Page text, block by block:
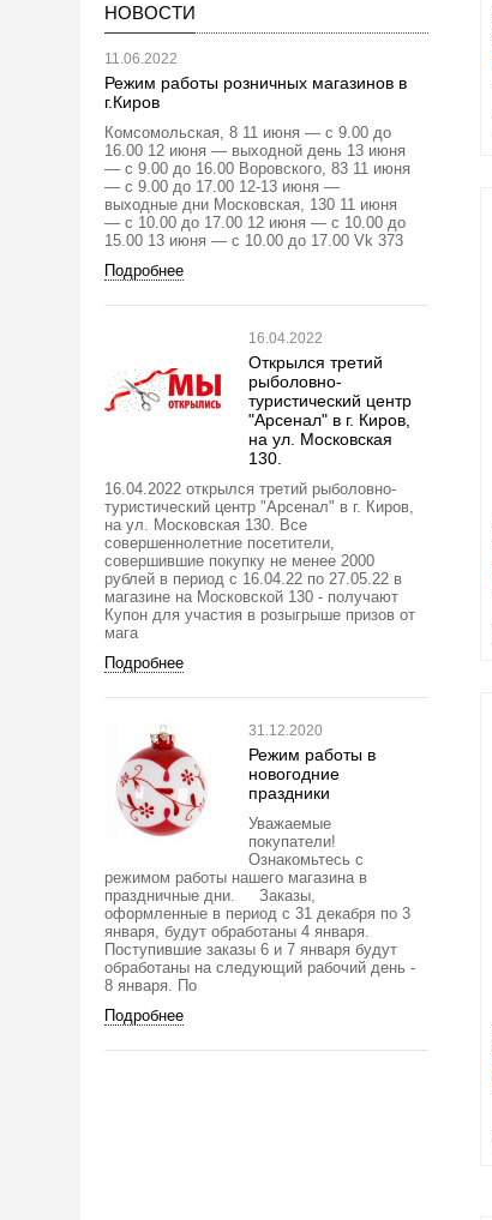
НОВОСТИ
11.06.2022
Режим работы розничных магазинов в
г.Киров
Комсомольская, 8 11 июня — с 9.00 до
16.00 12 июня — выходной день 13 июня
— с 9.00 до 16.00 Воровского, 83 11 июня
— с 9.00 до 17.00 12-13 июня —
выходные дни Московская, 130 11 июня
— с 10.00 до 17.00 12 июня — с 10.00 до
15.00 13 июня — с 10.00 до 17.00 Vk 373
Подробнее
16.04.2022
Открылся третий
рыболовно-
туристический центр
"Арсенал" в г. Киров,
на ул. Московская
130.
16.04.2022 открылся третий рыболовно-
туристический центр "Арсенал" в г. Киров,
на ул. Московская 130. Все
совершеннолетние посетители,
совершившие покупку не менее 2000
рублей в период с 16.04.22 по 27.05.22 в
магазине на Московской 130 - получают
Купон для участия в розыгрыше призов от
мага
Подробнее
31.12.2020
Режим работы в
новогодние
праздники
Уважаемые
покупатели!
Ознакомьтесь с
режимом работы нашего магазина в
праздничные дни. Заказы,
оформленные в период с 31 декабря по 3
января, будут обработаны 4 января.
Поступившие заказы 6 и 7 января будут
обработаны на следующий рабочий день -
8 января. По
Подробнее